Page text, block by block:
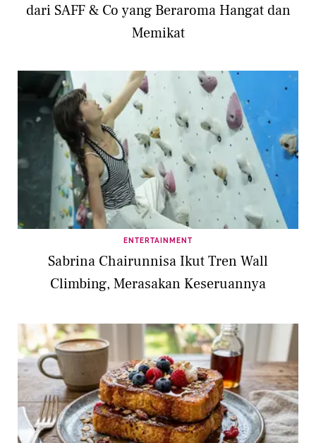
dari SAFF & Co yang Beraroma Hangat dan
Memikat
ENTERTAINMENT
Sabrina Chairunnisa Ikut Tren Wall
Climbing, Merasakan Keseruannya